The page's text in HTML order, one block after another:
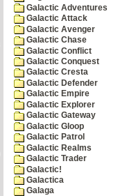
Galactic Adventures
Galactic Attack
Galactic Avenger
Galactic Chase
Galactic Conflict
Galactic Conquest
Galactic Cresta
Galactic Defender
Galactic Empire
Galactic Explorer
Galactic Gateway
Galactic Gloop
Galactic Patrol
Galactic Realms
Galactic Trader
Galactic!
Galactica
Galaga